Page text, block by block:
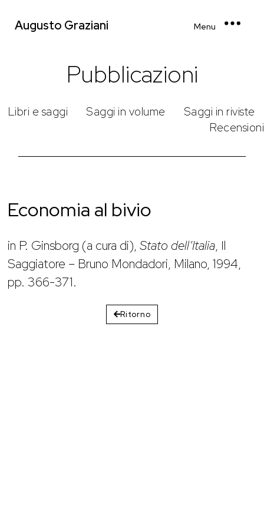
Augusto Graziani Menu
Pubblicazioni
Libri e saggi Saggi in volume
Saggi in riviste
Recensioni
Economia al bivio
in P. Ginsborg (a cura di),Stato dell’Italia, Il
Saggiatore – Bruno Mondadori, Milano, 1994,
pp. 366-371.
Ritorno